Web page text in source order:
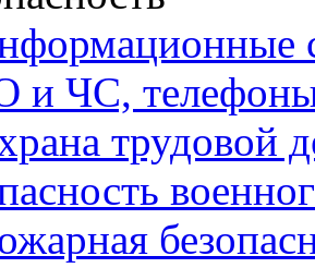
и ЧС,
трудовой